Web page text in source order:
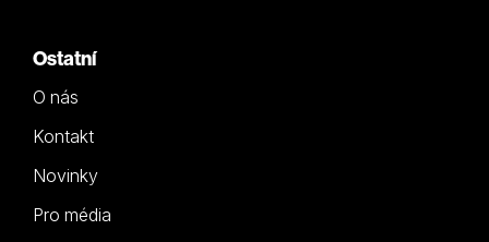
Ostatní
O nás
Kontakt
Novinky
Pro média